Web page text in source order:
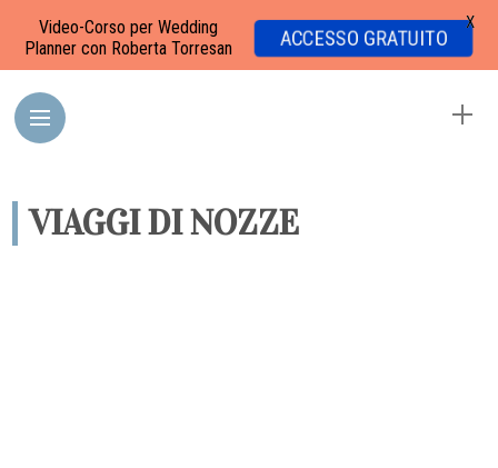
VIAGGI DI NOZZE
Video-Corso per Wedding
Planner con Roberta Torresan
ACCESSO GRATUITO
X